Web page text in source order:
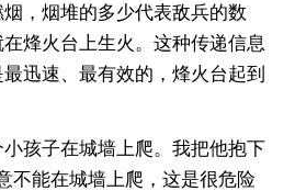
，烟堆的多少代表敌兵的数
烽火台上生火。这种传递信息
迅速、最有效的，烽火台起到
子在城墙上爬。我把他抱下
不能在城墙上爬，这是很危险